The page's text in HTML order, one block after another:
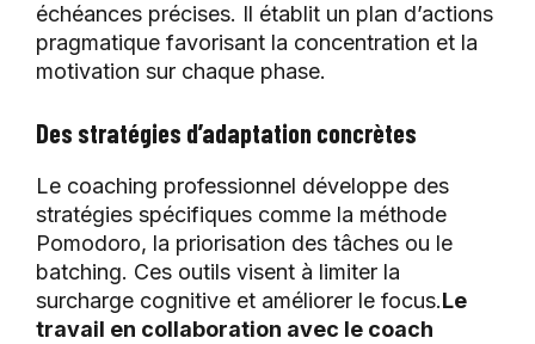
échéances précises. Il établit un plan d’actions
pragmatique favorisant la concentration et la
motivation sur chaque phase.
Des stratégies d’adaptation concrètes
Le coaching professionnel développe des
stratégies spécifiques comme la méthode
Pomodoro, la priorisation des tâches ou le
batching. Ces outils visent à limiter la
surcharge cognitive et améliorer le focus.Le
travail en collaboration avec le coach